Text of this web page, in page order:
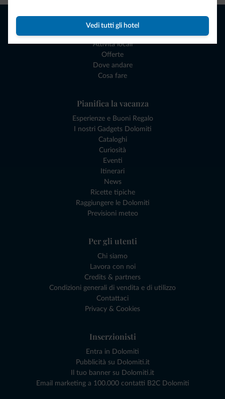
Vedi tutti gli hotel
Naviga
Attività locali
Offerte
Dove andare
Cosa fare
Pianifica la vacanza
Esperienze e Buoni Regalo
I nostri Gadgets Dolomiti
Cataloghi
Curiosità
Eventi
Itinerari
News
Ricette tipiche
Raggiungere le Dolomiti
Previsioni meteo
Per gli utenti
Chi siamo
Lavora con noi
Credits & partners
Condizioni generali di vendita e di utilizzo
Contattaci
Privacy & Cookies
Inserzionisti
Entra in Dolomiti
Pubblicità su Dolomiti.it
Il tuo banner su Dolomiti.it
Email marketing a 100.000 contatti B2C Dolomiti